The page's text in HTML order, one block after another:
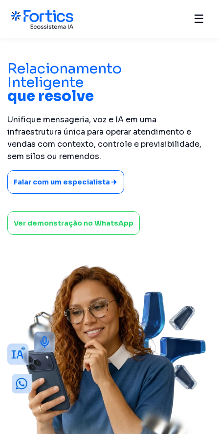
☰
Relacionamento
Inteligente
que resolve
Unifique mensageria, voz e IA em uma
infraestrutura única para operar atendimento e
vendas com contexto, controle e previsibilidade,
sem silos ou remendos.
Falar com um especialista
Ver demonstração no WhatsApp